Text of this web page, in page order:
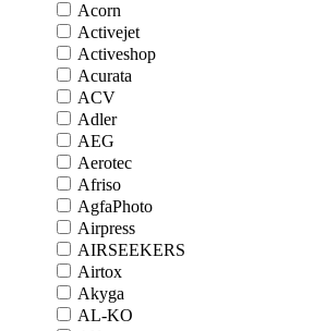
Acorn
Activejet
Activeshop
Acurata
ACV
Adler
AEG
Aerotec
Afriso
AgfaPhoto
Airpress
AIRSEEKERS
Airtox
Akyga
AL-KO